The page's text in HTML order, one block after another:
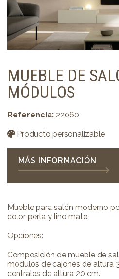
MUEBLE DE
MÓDULOS
Referencia: 22060
Producto personalizable
MÁS INFORMACIÓN
Mueble para salón moderno
color perla y lino mate.
Opciones:
Composición de mueble de
módulos de cajones de altura
centrales de altura 20 cm.